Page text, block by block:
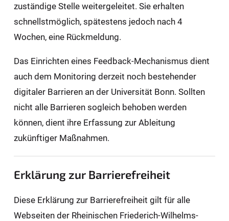
zuständige Stelle weitergeleitet. Sie erhalten
schnellstmöglich, spätestens jedoch nach 4
Wochen, eine Rückmeldung.
Das Einrichten eines Feedback-Mechanismus dient
auch dem Monitoring derzeit noch bestehender
digitaler Barrieren an der Universität Bonn. Sollten
nicht alle Barrieren sogleich behoben werden
können, dient ihre Erfassung zur Ableitung
zukünftiger Maßnahmen.
Erklärung zur Barrierefreiheit
Diese Erklärung zur Barrierefreiheit gilt für alle
Webseiten der Rheinischen Friederich-Wilhelms-